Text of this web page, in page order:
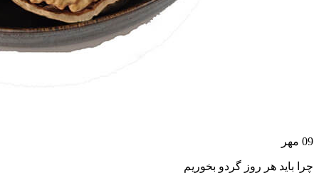
09 مهر
چرا باید هر روز گردو بخوریم